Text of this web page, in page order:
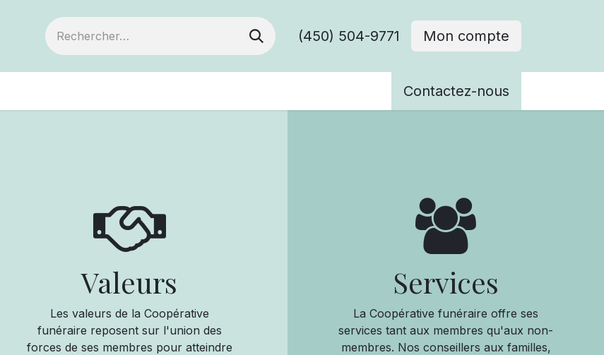
(450) 504-9771 Mon compte
Contactez-nous
Valeurs
Les valeurs de la Coopérative
funéraire reposent sur l'union des
forces de ses membres pour atteindre
Services
La Coopérative funéraire offre ses
services tant aux membres qu'aux non-
membres. Nos conseillers aux familles,